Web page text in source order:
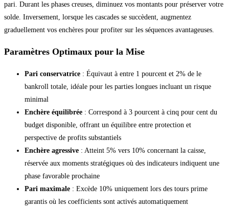
pari. Durant les phases creuses, diminuez vos montants pour préserver votre
solde. Inversement, lorsque les cascades se succèdent, augmentez
graduellement vos enchères pour profiter sur les séquences avantageuses.
Paramètres Optimaux pour la Mise
Pari conservatrice : Équivaut à entre 1 pourcent et 2% de le
bankroll totale, idéale pour les parties longues incluant un risque
minimal
Enchère équilibrée : Correspond à 3 pourcent à cinq pour cent du
budget disponible, offrant un équilibre entre protection et
perspective de profits substantiels
Enchère agressive : Atteint 5% vers 10% concernant la caisse,
réservée aux moments stratégiques où des indicateurs indiquent une
phase favorable prochaine
Pari maximale : Excède 10% uniquement lors des tours prime
garantis où les coefficients sont activés automatiquement